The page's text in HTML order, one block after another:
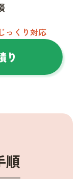
っくり対応
り
順